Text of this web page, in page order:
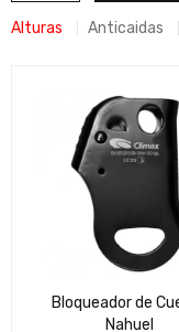
Bloqueador de
Nahuel
Alturas Anticaidas